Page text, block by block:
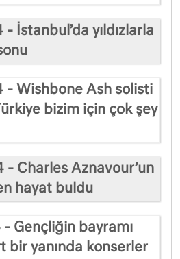
İstanbul’da yıldızlarla
- Wishbone Ash solisti
bizim için çok şey
- Charles Aznavour’un
hayat buldu
- Gençliğin bayramı
bir yanında konserler